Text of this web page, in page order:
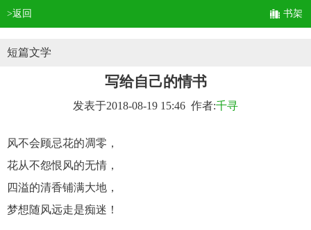
>返回 书架
短篇文学
写给自己的情书
发表于2018-08-19 15:46 作者:千寻
风不会顾忌花的凋零，
花从不怨恨风的无情，
四溢的清香铺满大地，
梦想随风远走是痴迷！